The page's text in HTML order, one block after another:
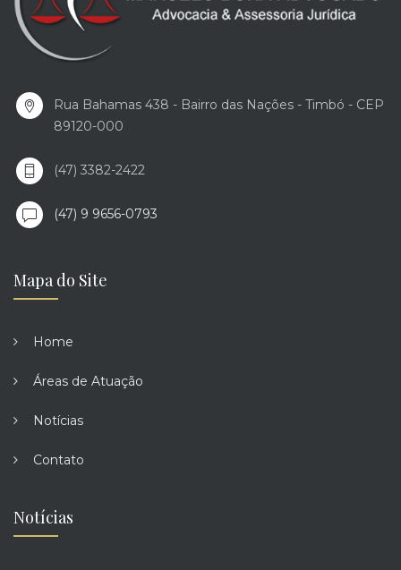
Rua Bahamas 438 - Bairro das Nações - Timbó - CEP
89120-000
(47) 3382-2422
(47) 9 9656-0793
Mapa do Site
Home
Áreas de Atuação
Notícias
Contato
Notícias